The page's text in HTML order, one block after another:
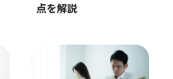
点を解説